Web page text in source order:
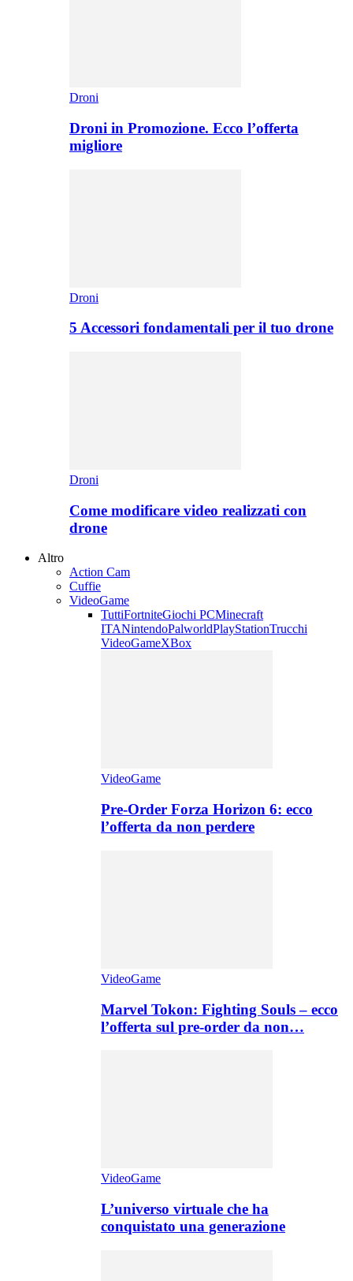
Droni
Droni in Promozione. Ecco l’offerta
migliore
Droni
5 Accessori fondamentali per il tuo drone
Droni
Come modificare video realizzati con
drone
Altro
Action Cam
Cuffie
VideoGame
TuttiFortniteGiochi PCMinecraft
ITANintendoPalworldPlayStationTrucchi
VideoGameXBox
VideoGame
Pre-Order Forza Horizon 6: ecco
l’offerta da non perdere
VideoGame
Marvel Tokon: Fighting Souls – ecco
l’offerta sul pre-order da non…
VideoGame
L’universo virtuale che ha
conquistato una generazione